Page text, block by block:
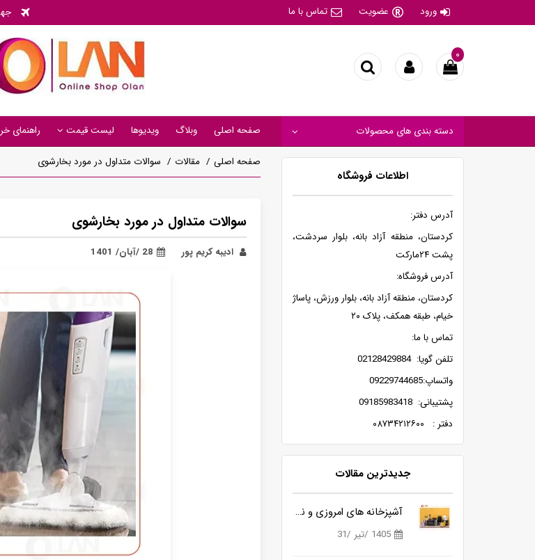
ورود عضویت تماس با ما
۰
صفحه اصلی وبلاگ ویدیوها لیست قیمت راهنمای دسته بندی های محصولات
صفحه اصلی مقالات سوالات متداول در مورد بخارشوی
سوالات متداول در مورد بخارشوی
ادیبه کریم پور 28 /آبان/ 1401
اطلاعات فروشگاه
آدرس دفتر:
کردستان، منطقه آزاد بانه، بلوار سردشت،
پشت ۲۴مارکت
آدرس فروشگاه:
کردستان، منطقه آزاد بانه، بلوار ورزش، پاساژ
خیام، طبقه همکف، پلاک ۲۰
تماس با ما:
تلفن گویا: 02128429884
واتساپ:09229744685
پشتیبانی: 09185983418
دفتر : ۰۸۷۳۴۲۱۲۶۰۰
جدیدترین مقالات
آشپزخانه های امروزی و نیاز به ابزارهای هوشمندتر
1405 /تیر /31